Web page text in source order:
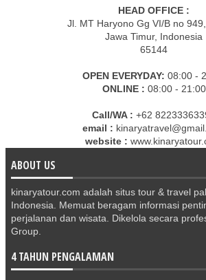
HEAD OFFICE :
Jl. MT Haryono Gg VI/B no
Jawa Timur, Indonesia
65144
OPEN EVERYDAY: 08:00 -
ONLINE : 08:00 - 21:00
Call/WA : +62
email :
website :
ABOUT US
kinaryatour.com adalah situs tour & travel
Indonesia. Memuat beragam informasi
perjalanan dan wisata. Dikelola secara
Group.
4 TAHUN PENGALAMAN